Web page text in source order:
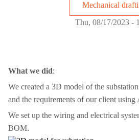
Mechanical
Thu, 08/17/2023 -
What we did:
We created a 3D model of the
and the requirements of our client using
We set up the wiring and electrical
BOM.